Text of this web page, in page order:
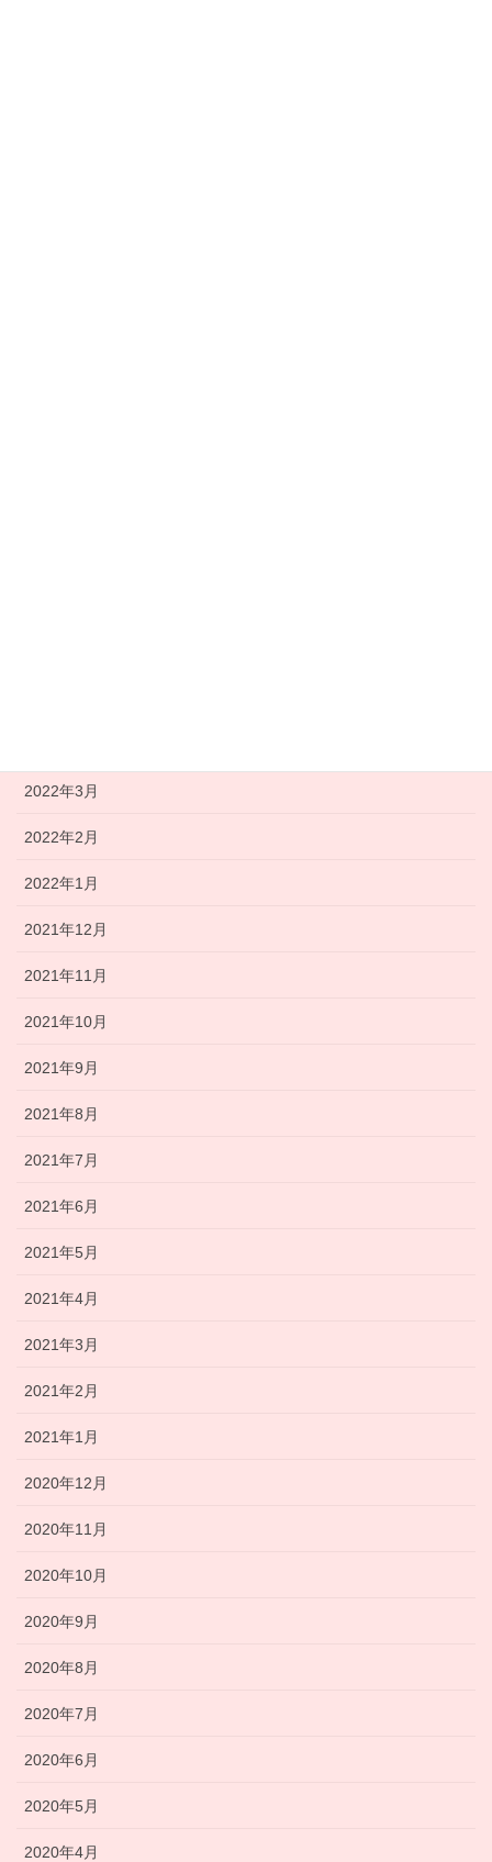
2022年3月
2022年2月
2022年1月
2021年12月
2021年11月
2021年10月
2021年9月
2021年8月
2021年7月
2021年6月
2021年5月
2021年4月
2021年3月
2021年2月
2021年1月
2020年12月
2020年11月
2020年10月
2020年9月
2020年8月
2020年7月
2020年6月
2020年5月
2020年4月